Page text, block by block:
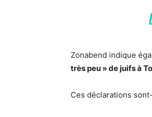
Zonabend indique
très peu » de juifs à
Ces déclarations